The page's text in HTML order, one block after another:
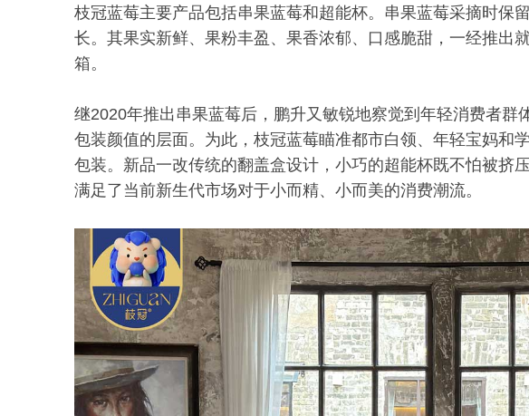
枝冠蓝莓主要产品包括串果蓝莓和超能杯。串果蓝莓采摘时保
长。其果实新鲜、果粉丰盈、果香浓郁、口感脆甜，一经推出
箱。
继2020年推出串果蓝莓后，鹏升又敏锐地察觉到年轻消费者群
包装颜值的层面。为此，枝冠蓝莓瞄准都市白领、年轻宝妈和
包装。新品一改传统的翻盖盒设计，小巧的超能杯既不怕被挤
满足了当前新生代市场对于小而精、小而美的消费潮流。